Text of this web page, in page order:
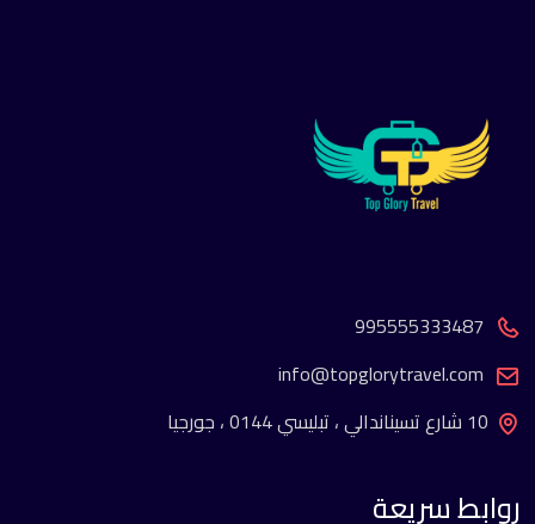
995555333487
info@topglorytravel.com
10 شارع تسيناندالي ، تبليسي 0144 ، جورجيا
روابط سريعة